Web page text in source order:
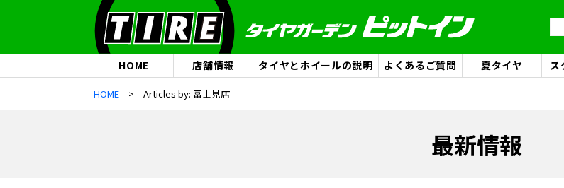
HOME 店舗情報 タイヤとホイールの説明 よくあるご質問 夏タイヤ ス
HOME Articles by: 富士見店
最新情報